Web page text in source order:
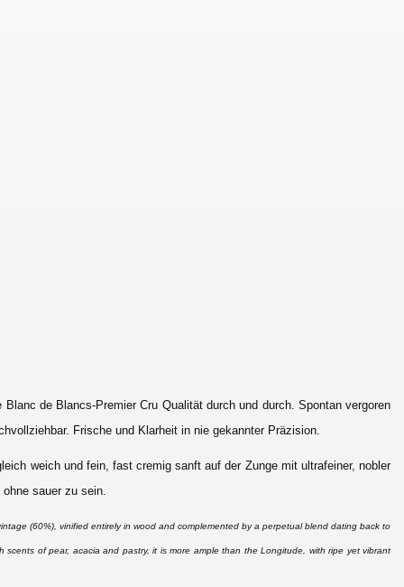
Blanc de Blancs-Premier Cru Qualität durch und durch. Spontan vergoren
Frische und Klarheit in nie gekannter Präzision.
weich und fein, fast cremig sanft auf der Zunge mit ultrafeiner, nobler
sauer zu sein.
(60%), vinified entirely in wood and complemented by a perpetual blend dating back to
of pear, acacia and pastry, it is more ample than the Longitude, with ripe yet vibrant